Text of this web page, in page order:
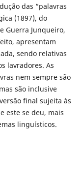
das “palavras
(1897), do
Guerra Junqueiro,
apresentam
sendo relativas
lavradores. As
nem sempre são
são inclusive
final sujeita às
este se deu, mais
linguísticos.